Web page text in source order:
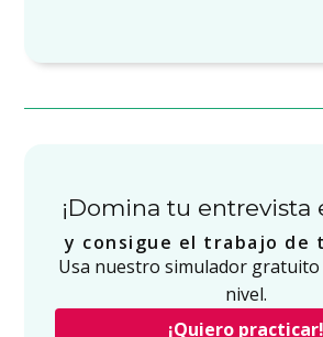
¡Domina tu entrevista
y consigue el trabajo de
Usa nuestro simulador gratuito
nivel.
¡Quiero practicar!